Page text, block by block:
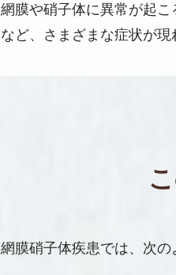
網膜や硝子体に異常が起
など、さまざまな症状が現
網膜硝子体疾患では、次の